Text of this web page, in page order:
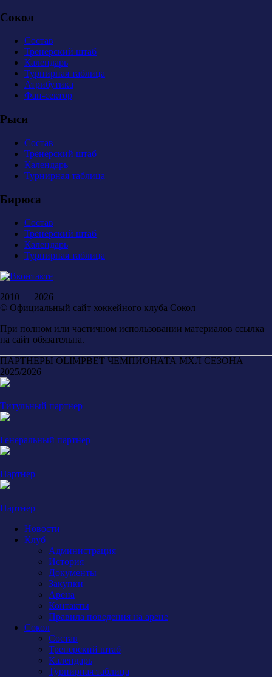
Сокол
Состав
Тренерский штаб
Календарь
Турнирная таблица
Атрибутика
Фан-сектор
Рыси
Состав
Тренерский штаб
Календарь
Турнирная таблица
Бирюса
Состав
Тренерский штаб
Календарь
Турнирная таблица
2010 — 2026
© Официальный сайт хоккейного клуба Сокол
При полном или частичном использовании материалов ссылка
на сайт обязательна.
ПАРТНЕРЫ OLIMPBET ЧЕМПИОНАТА МХЛ СЕЗОНА
2025/2026
Титульный партнер
Генеральный партнер
Партнер
Партнер
Новости
Клуб
Администрация
История
Документы
Закупки
Арена
Контакты
Правила поведения на арене
Сокол
Состав
Тренерский штаб
Календарь
Турнирная таблица